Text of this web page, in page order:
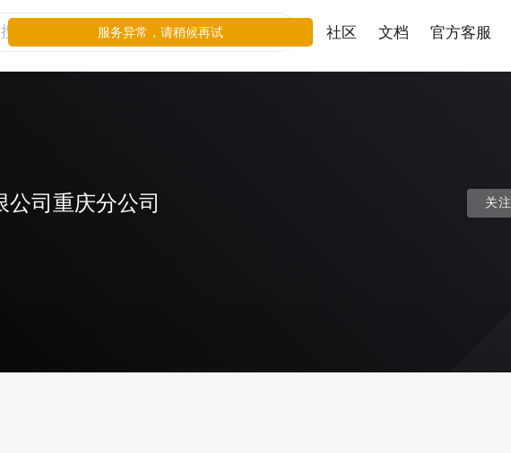
社区 文档 官方客服
公司重庆分公司 关注
服务异常，请稍候再试